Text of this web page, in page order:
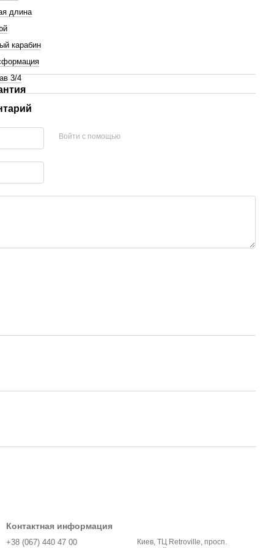
длина
карабин
3/4
Войти с помощью
Контактная информация
+38 (067) 440 47 00
Киев, ТЦ Retroville, просп.